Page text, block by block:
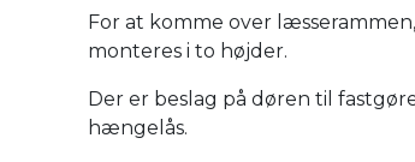
For at komme over
monteres i to højder.
Der er beslag på døren til
hængelås.